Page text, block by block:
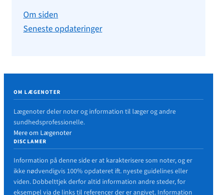
Om siden
Seneste opdateringer
OM LÆGENOTER
Lægenoter deler noter og information til læger og andre
sundhedsprofessionelle.
Mere om Lægenoter
DISCLAMER
Information på denne side er at karakterisere som noter, og er
ikke nødvendigvis 100% opdateret ift. nyeste guidelines eller
viden. Dobbelttjek derfor altid information andre steder, for
eksempel via de links til referencer der er angivet. Information